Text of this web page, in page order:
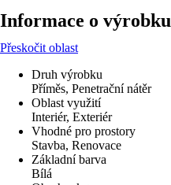
Informace o výrobku
Přeskočit oblast
Druh výrobku
Příměs, Penetrační nátěr
Oblast využití
Interiér, Exteriér
Vhodné pro prostory
Stavba, Renovace
Základní barva
Bílá